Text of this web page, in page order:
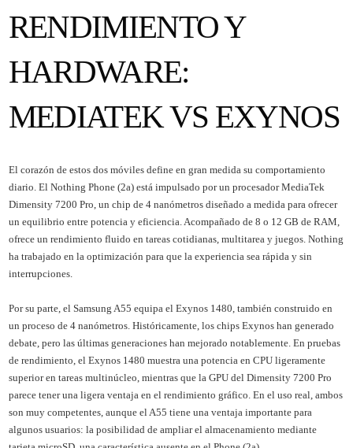
RENDIMIENTO Y
HARDWARE:
MEDIATEK VS EXYNOS
El corazón de estos dos móviles define en gran medida su comportamiento
diario. El Nothing Phone (2a) está impulsado por un procesador MediaTek
Dimensity 7200 Pro, un chip de 4 nanómetros diseñado a medida para ofrecer
un equilibrio entre potencia y eficiencia. Acompañado de 8 o 12 GB de RAM,
ofrece un rendimiento fluido en tareas cotidianas, multitarea y juegos. Nothing
ha trabajado en la optimización para que la experiencia sea rápida y sin
interrupciones.
Por su parte, el Samsung A55 equipa el Exynos 1480, también construido en
un proceso de 4 nanómetros. Históricamente, los chips Exynos han generado
debate, pero las últimas generaciones han mejorado notablemente. En pruebas
de rendimiento, el Exynos 1480 muestra una potencia en CPU ligeramente
superior en tareas multinúcleo, mientras que la GPU del Dimensity 7200 Pro
parece tener una ligera ventaja en el rendimiento gráfico. En el uso real, ambos
son muy competentes, aunque el A55 tiene una ventaja importante para
algunos usuarios: la posibilidad de ampliar el almacenamiento mediante